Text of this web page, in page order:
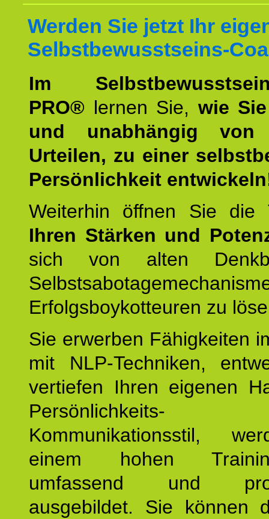
Werden Sie jetzt Ihr
Selbstbewusstseins-
Im
PRO® lernen Sie, wie
und unabhängig von
Urteilen, zu einer
Persönlichkeit
Weiterhin öffnen Sie
Ihren Stärken und
sich von alten
Erfolgsboykotteuren zu
Sie erwerben Fähigkeiten
mit NLP-Techniken,
vertiefen Ihren eigenen
Kommunikationsstil,
einem hohen
umfassend und
ausgebildet. Sie können